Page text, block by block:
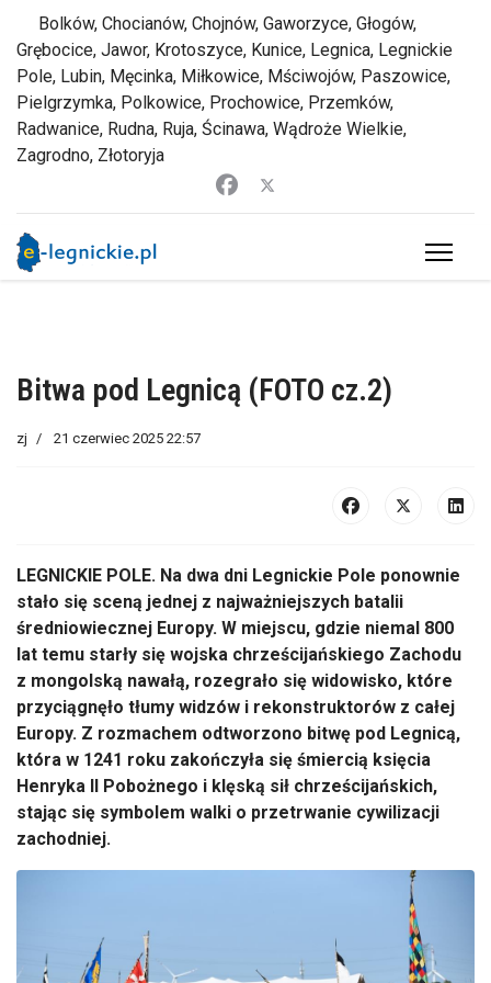
Bolków, Chocianów, Chojnów, Gaworzyce, Głogów,
Grębocice, Jawor, Krotoszyce, Kunice, Legnica, Legnickie
Pole, Lubin, Męcinka, Miłkowice, Mściwojów, Paszowice,
Pielgrzymka, Polkowice, Prochowice, Przemków,
Radwanice, Rudna, Ruja, Ścinawa, Wądroże Wielkie,
Zagrodno, Złotoryja
Bitwa pod Legnicą (FOTO cz.2)
zj 21 czerwiec 2025 22:57
LEGNICKIE POLE. Na dwa dni Legnickie Pole ponownie
stało się sceną jednej z najważniejszych batalii
średniowiecznej Europy. W miejscu, gdzie niemal 800
lat temu starły się wojska chrześcijańskiego Zachodu
z mongolską nawałą, rozegrało się widowisko, które
przyciągnęło tłumy widzów i rekonstruktorów z całej
Europy. Z rozmachem odtworzono bitwę pod Legnicą,
która w 1241 roku zakończyła się śmiercią księcia
Henryka II Pobożnego i klęską sił chrześcijańskich,
stając się symbolem walki o przetrwanie cywilizacji
zachodniej.